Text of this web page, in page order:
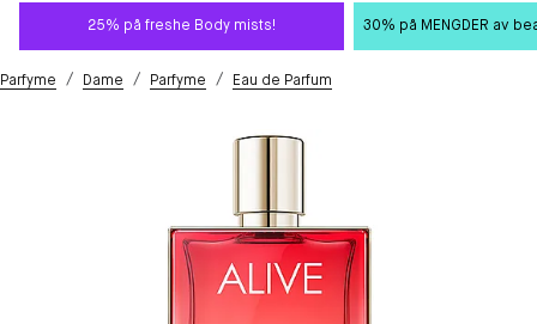
25% på freshe Body mists! 30% på MENGDER av
Parfyme / Dame / Parfyme / Eau de Parfum